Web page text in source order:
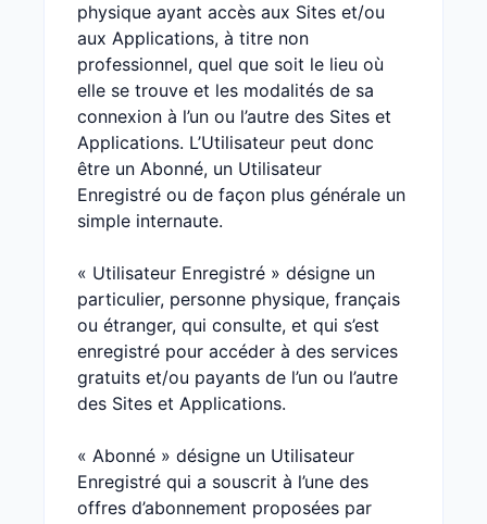
physique ayant accès aux Sites et/ou
aux Applications, à titre non
professionnel, quel que soit le lieu où
elle se trouve et les modalités de sa
connexion à l’un ou l’autre des Sites et
Applications. L’Utilisateur peut donc
être un Abonné, un Utilisateur
Enregistré ou de façon plus générale un
simple internaute.
« Utilisateur Enregistré » désigne un
particulier, personne physique, français
ou étranger, qui consulte, et qui s’est
enregistré pour accéder à des services
gratuits et/ou payants de l’un ou l’autre
des Sites et Applications.
« Abonné » désigne un Utilisateur
Enregistré qui a souscrit à l’une des
offres d’abonnement proposées par